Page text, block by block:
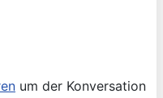
um der Konversation